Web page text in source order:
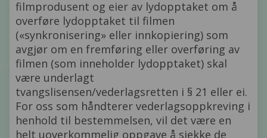
filmprodusent og eier av lydopptaket om å
overføre lydopptaket til filmen
(«synkronisering» eller innkopiering) som
avgjør om en fremføring eller overføring av
filmen (som inneholder lydopptaket) skal
være underlagt
tvangslisensen/vederlagsretten i § 21 eller ei.
For oss som håndterer vederlagsoppkreving i
henhold til bestemmelsen, vil det være en
helt uoverkommelig oppgave å sjekke de